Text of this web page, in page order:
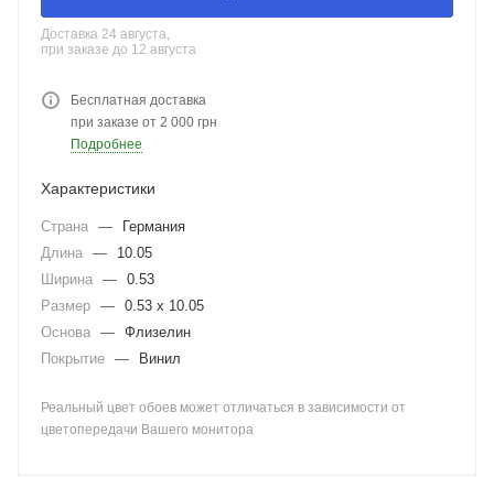
Доставка 24 августа,
при заказе до 12 августа
Бесплатная доставка
при заказе от 2 000 грн
Подробнее
Характеристики
Страна —
Германия
Длина —
10.05
Ширина — 0.53
Размер — 0.53 x 10.05
Основа — Флизелин
Покрытие — Винил
Реальный цвет обоев может отличаться в зависимости от
цветопередачи Вашего монитора